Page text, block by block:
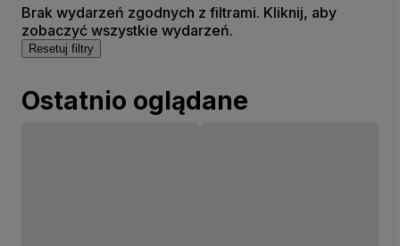
Brak wydarzeń zgodnych z filtrami. Kliknij, aby
zobaczyć wszystkie wydarzeń.
Resetuj filtry
Ostatnio oglądane